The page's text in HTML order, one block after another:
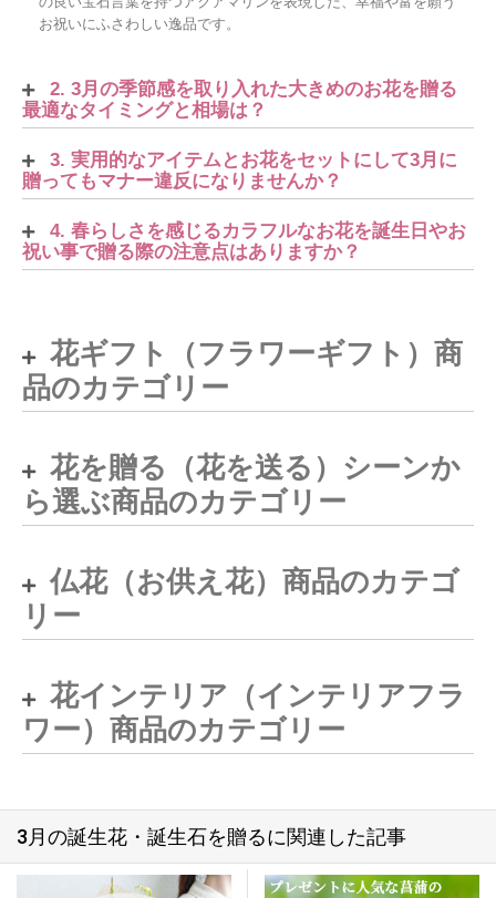
お祝いにふさわしい逸品です。
2. 3月の季節感を取り入れた大きめのお花を贈る
最適なタイミングと相場は？
3. 実用的なアイテムとお花をセットにして3月に
贈ってもマナー違反になりませんか？
4. 春らしさを感じるカラフルなお花を誕生日やお
祝い事で贈る際の注意点はありますか？
花ギフト（フラワーギフト）商
品のカテゴリー
花を贈る（花を送る）シーンか
ら選ぶ商品のカテゴリー
仏花（お供え花）商品のカテゴ
リー
花インテリア（インテリアフラ
ワー）商品のカテゴリー
3月の誕生花・誕生石を贈るに関連した記事